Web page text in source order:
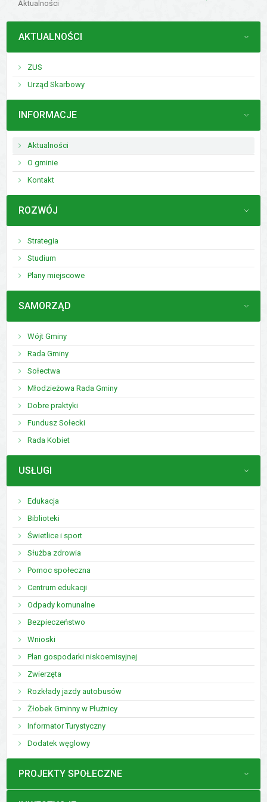
Aktualności
MENU
AKTUALNOŚCI
ZUS
Urząd Skarbowy
MENU
INFORMACJE
Aktualności
O gminie
Kontakt
MENU
ROZWÓJ
Strategia
Studium
Plany miejscowe
MENU
SAMORZĄD
Wójt Gminy
Rada Gminy
Sołectwa
Młodzieżowa Rada Gminy
Dobre praktyki
Fundusz Sołecki
Rada Kobiet
MENU
USŁUGI
Edukacja
Biblioteki
Świetlice i sport
Służba zdrowia
Pomoc społeczna
Centrum edukacji
Odpady komunalne
Bezpieczeństwo
Wnioski
Plan gospodarki niskoemisyjnej
Zwierzęta
Rozkłady jazdy autobusów
Żłobek Gminny w Płużnicy
Informator Turystyczny
Dodatek węglowy
MENU
PROJEKTY SPOŁECZNE